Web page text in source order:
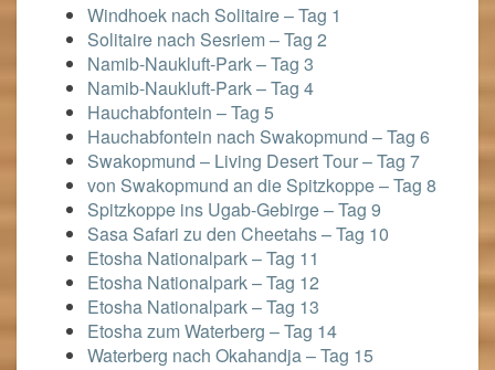
Windhoek nach Solitaire – Tag 1
Solitaire nach Sesriem – Tag 2
Namib-Naukluft-Park – Tag 3
Namib-Naukluft-Park – Tag 4
Hauchabfontein – Tag 5
Hauchabfontein nach Swakopmund – Tag 6
Swakopmund – Living Desert Tour – Tag 7
von Swakopmund an die Spitzkoppe – Tag 8
Spitzkoppe ins Ugab-Gebirge – Tag 9
Sasa Safari zu den Cheetahs – Tag 10
Etosha Nationalpark – Tag 11
Etosha Nationalpark – Tag 12
Etosha Nationalpark – Tag 13
Etosha zum Waterberg – Tag 14
Waterberg nach Okahandja – Tag 15